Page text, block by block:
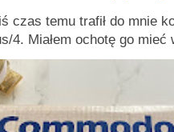
czas temu trafił do mnie
4. Miałem ochotę go